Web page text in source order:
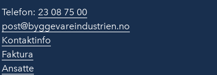
Telefon: 23 08 75 00
post@byggevareindustrien.no
Kontaktinfo
Faktura
Ansatte